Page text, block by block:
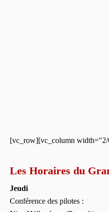
[vc_row][vc_column
Les Horaires du
Jeudi
Conférence des pilotes :